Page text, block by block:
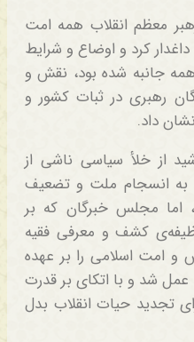
معظم انقلاب همه امت
کرد و اوضاع و شرایط
جانبه شده بود، نقش و
رهبری در ثبات کشور و
داد.
از خلأ سیاسی ناشی از
به انسجام ملت و تضعیف
اما مجلس خبرگان که بر
کشف و معرفی فقیه
امت اسلامی را بر عهده
عمل شد و با اتکای بر قدرت
تجدید حیات انقلاب بدل